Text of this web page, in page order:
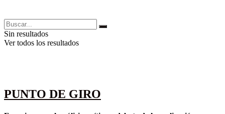
Sin resultados
Ver todos los resultados
PUNTO DE GIRO